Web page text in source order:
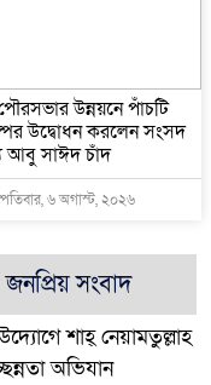
উন্নয়নে পাঁচটি
উদ্বোধন করলেন সংসদ
আবু সাঈদ চাঁদ
৬ অগাস্ট, ২০২৬
জনপ্রিয় সংবাদ
শাহ্ নেয়ামতুল্লাহ
অভিযান